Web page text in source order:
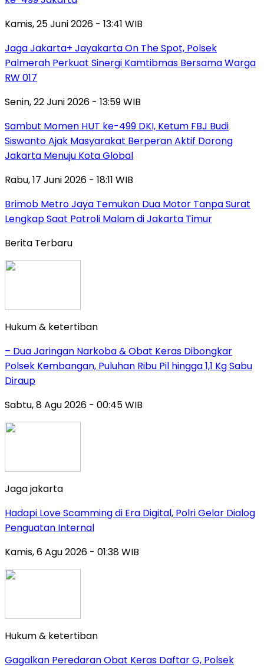
Kamis, 25 Juni 2026 - 13:41 WIB
Jaga Jakarta+ Jayakarta On The Spot, Polsek
Palmerah Perkuat Sinergi Kamtibmas Bersama Warga
RW 017
Senin, 22 Juni 2026 - 13:59 WIB
Sambut Momen HUT ke-499 DKI, Ketum FBJ Budi
Siswanto Ajak Masyarakat Berperan Aktif Dorong
Jakarta Menuju Kota Global
Rabu, 17 Juni 2026 - 18:11 WIB
Brimob Metro Jaya Temukan Dua Motor Tanpa Surat
Lengkap Saat Patroli Malam di Jakarta Timur
Berita Terbaru
Hukum & ketertiban
– Dua Jaringan Narkoba & Obat Keras Dibongkar
Polsek Kembangan, Puluhan Ribu Pil hingga 1,1 Kg Sabu
Diraup
Sabtu, 8 Agu 2026 - 00:45 WIB
Jaga jakarta
Hadapi Love Scamming di Era Digital, Polri Gelar Dialog
Penguatan Internal
Kamis, 6 Agu 2026 - 01:38 WIB
Hukum & ketertiban
Gagalkan Peredaran Obat Keras Daftar G, Polsek